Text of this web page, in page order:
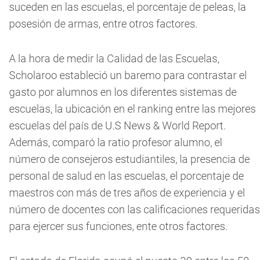
suceden en las escuelas, el porcentaje de peleas, la
posesión de armas, entre otros factores.
A la hora de medir la Calidad de las Escuelas,
Scholaroo estableció un baremo para contrastar el
gasto por alumnos en los diferentes sistemas de
escuelas, la ubicación en el ranking entre las mejores
escuelas del país de U.S News & World Report.
Además, comparó la ratio profesor alumno, el
número de consejeros estudiantiles, la presencia de
personal de salud en las escuelas, el porcentaje de
maestros con más de tres años de experiencia y el
número de docentes con las calificaciones requeridas
para ejercer sus funciones, ente otros factores.